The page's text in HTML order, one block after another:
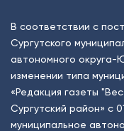
В соответствии с
Сургутского
автономного округа-
изменении типа
«Редакция газеты
Сургутский район» с
муниципальное